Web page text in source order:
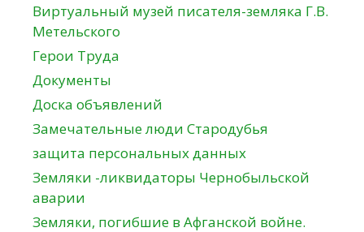
Виртуальный музей писателя-земляка Г.В.
Метельского
Герои Труда
Документы
Доска объявлений
Замечательные люди Стародубья
защита персональных данных
Земляки -ликвидаторы Чернобыльской
аварии
Земляки, погибшие в Афганской войне.